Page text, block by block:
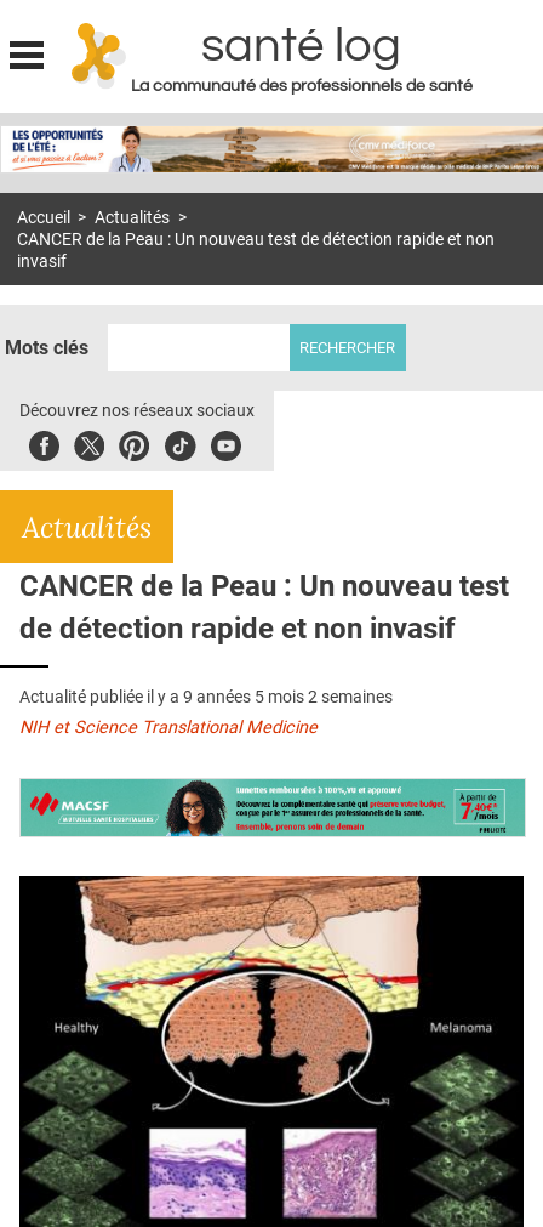
Jump to navigation
santé log
La communauté des professionnels de santé
MON COMPTE
S'ABONNER À LA REVUE SOIN À DOMICILE
E-REVUE SAD
THÉMA
CONTACT
Accueil > Actualités >
CANCER de la Peau : Un nouveau test de détection rapide et non
invasif
Mots clés
Découvrez nos réseaux sociaux
FacebookTwitterPinterest
TiktokYoubute
Actualités
CANCER de la Peau : Un nouveau test
de détection rapide et non invasif
Actualité publiée il y a 9 années 5 mois 2 semaines
NIH et Science Translational Medicine